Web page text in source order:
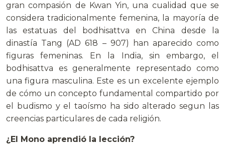
gran compasión de Kwan Yin, una cualidad que se
considera tradicionalmente femenina, la mayoría de
las estatuas del bodhisattva en China desde la
dinastía Tang (AD 618 – 907) han aparecido como
figuras femeninas. En la India, sin embargo, el
bodhisattva es generalmente representado como
una figura masculina. Este es un excelente ejemplo
de cómo un concepto fundamental compartido por
el budismo y el taoísmo ha sido alterado segun las
creencias particulares de cada religión.
¿El Mono aprendió la lección?